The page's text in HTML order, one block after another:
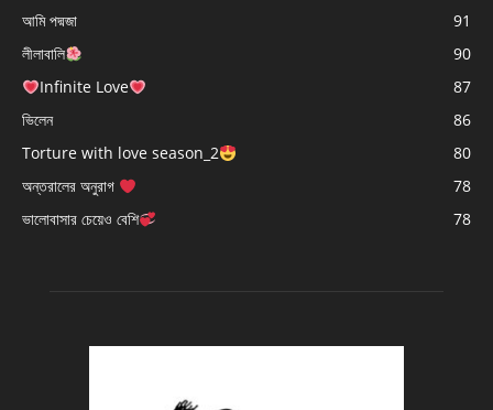
আমি পদ্মজা
91
লীলাবালি
90
Infinite Love
87
ভিলেন
86
Torture with love season_2
80
অন্তরালের অনুরাগ
78
ভালোবাসার চেয়েও বেশি
78